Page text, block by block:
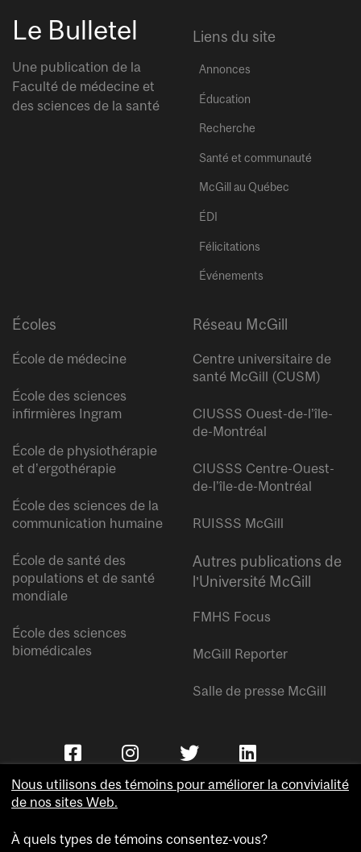
Le Bulletel
Une publication de la
Faculté de médecine et
des sciences de la santé
Liens du site
Annonces
Éducation
Recherche
Santé et communauté
McGill au Québec
ÉDI
Félicitations
Événements
Écoles
École de médecine
École des sciences
infirmières Ingram
École de physiothérapie
et d’ergothérapie
École des sciences de la
communication humaine
École de santé des
populations et de santé
mondiale
École des sciences
biomédicales
Réseau McGill
Centre universitaire de
santé McGill (CUSM)
CIUSSS Ouest-de-l’île-
de-Montréal
CIUSSS Centre-Ouest-
de-l’île-de-Montréal
RUISSS McGill
Autres publications de
l’Université McGill
FMHS Focus
McGill Reporter
Salle de presse McGill
Nous utilisons des témoins pour améliorer la convivialité
de nos sites Web.
À quels types de témoins consentez-vous?